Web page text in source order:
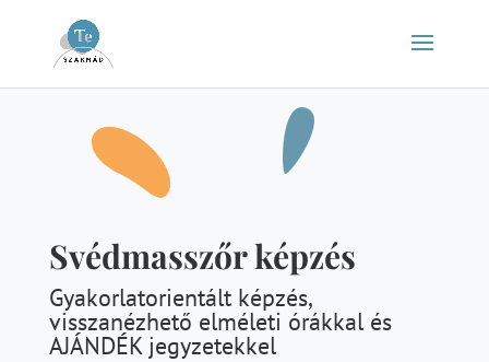
Svédmasszőr képzés
Gyakorlatorientált képzés,
visszanézhető elméleti órákkal és
AJÁNDÉK jegyzetekkel